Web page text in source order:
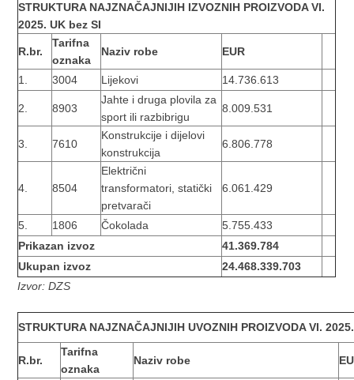
STRUKTURA NAJZNAČAJNIJIH IZVOZNIH PROIZVODAVI.
2025. UK bez SI
R.br.
Tarifna
oznaka
Naziv robe EUR
1. 3004 Lijekovi 14.736.613
2. 8903
Jahte i druga plovila za
sport ili razbibrigu
8.009.531
3. 7610
Konstrukcije i dijelovi
konstrukcija
6.806.778
4. 8504
Električni
transformatori, statički
pretvarači
6.061.429
5. 1806 Čokolada
5.755.433
Prikazan izvoz
41.369.784
Ukupan izvoz
24.468.339.703
Izvor: DZS
STRUKTURA NAJZNAČAJNIJIH UVOZNIH PROIZVODAVI.
R.br.
Tarifna
oznaka
Naziv robe